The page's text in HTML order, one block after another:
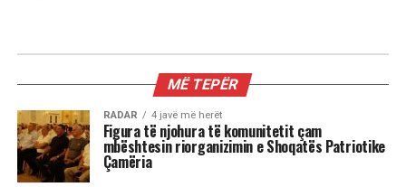
MË TEPËR
RADAR 4 javë më herët
Figura të njohura të komunitetit çam
mbështesin riorganizimin e Shoqatës Patriotike
Çamëria